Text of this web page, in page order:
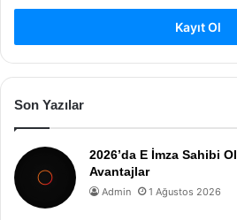
Kayıt Ol
Son Yazılar
2026’da E İmza Sahibi
Avantajlar
Admin 1 Ağustos 2026